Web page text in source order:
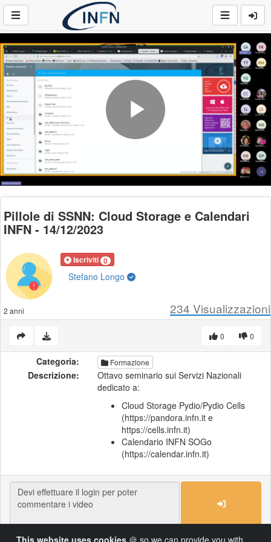
Play
Video
Pillole di SSNN: Cloud Storage e Calendari
INFN - 14/12/2023
Iscriviti 0
Stefano Longo
2 anni 234 Visualizzazioni
0
0
Categoria: Formazione
Descrizione:
Ottavo seminario sui Servizi Nazionali
dedicato a:
Cloud Storage Pydio/Pydio Cells
(https://pandora.infn.it e
https://cells.infn.it)
Calendario INFN SOGo
(https://calendar.infn.it)
This website uses cookies🍪 so we can provide you with